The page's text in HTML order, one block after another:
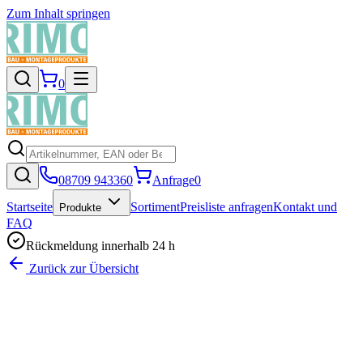
Zum Inhalt springen
0
08709 943360 Anfrage0
Startseite
Produkte SortimentPreisliste anfragenKontakt und
FAQ
Rückmeldung innerhalb 24 h
Zurück zur Übersicht